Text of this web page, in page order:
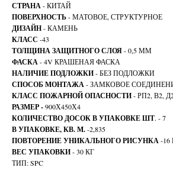
СТРАНА- КИТАЙ
ПОВЕРХНОСТЬ- МАТОВОЕ, СТРУКТУРНОЕ
ДИЗАЙН- КАМЕНЬ
КЛАСС -43
ТОЛЩИНА ЗАЩИТНОГО СЛОЯ- 0,5 ММ
ФАСКА- 4V КРАШЕНАЯ ФАСКА
НАЛИЧИЕ ПОДЛОЖКИ- БЕЗ ПОДЛОЖКИ
СПОСОБ МОНТАЖА- ЗАМКОВОЕ
КЛАСС ПОЖАРНОЙ ОПАСНОСТИ- РП2, В2,
РАЗМЕР -900Х450Х4
КОЛИЧЕСТВО ДОСОК В УПАКОВКЕ ШТ. - 7
В УПАКОВКЕ, КВ. М.-2,835
ПОВТОРЕНИЕ УНИКАЛЬНОГО РИСУНКА-
ВЕС УПАКОВКИ- 30 КГ
ТИП: SPC